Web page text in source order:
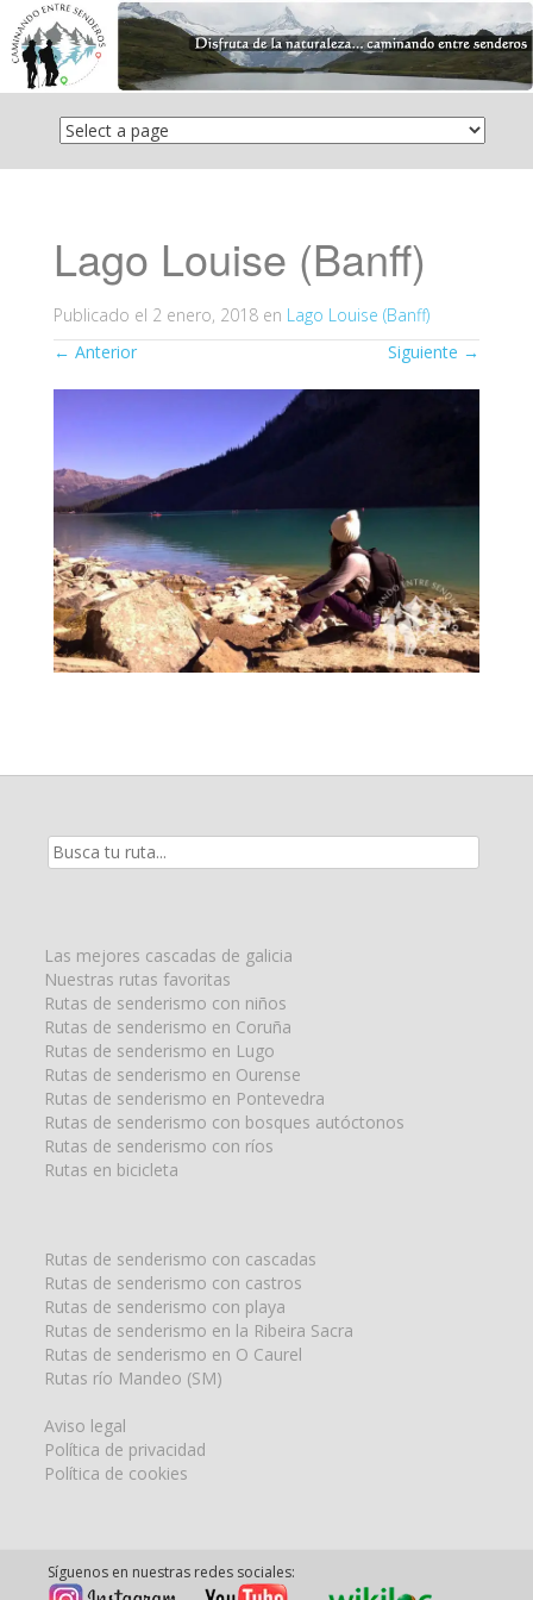
Saltar
contenido
Lago Louise (Banff)
Publicado el 2 enero, 2018 en Lago Louise (Banff)
← Anterior Siguiente →
Resultados
Las mejores cascadas de galicia
Nuestras rutas favoritas
Rutas de senderismo con niños
Rutas de senderismo en Coruña
Rutas de senderismo en Lugo
Rutas de senderismo en Ourense
Rutas de senderismo en Pontevedra
Rutas de senderismo con bosques autóctonos
Rutas de senderismo con ríos
Rutas en bicicleta
Rutas de senderismo con cascadas
Rutas de senderismo con castros
Rutas de senderismo con playa
Rutas de senderismo en la Ribeira Sacra
Rutas de senderismo en O Caurel
Rutas río Mandeo (SM)
Aviso legal
Política de privacidad
Política de cookies
Síguenos en nuestras redes sociales: